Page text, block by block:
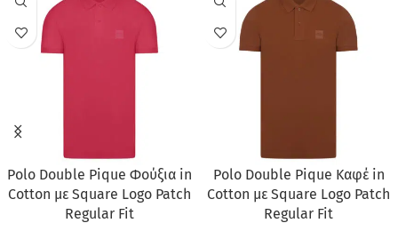
ΠΡΟΣΦΟΡΆ
Polo Double Pique Φούξια in
Cotton με Square Logo Patch
Regular Fit
ΠΡΟΣΦΟΡΆ
Polo Double Pique Καφέ in
Cotton με Square Logo Patch
Regular Fit